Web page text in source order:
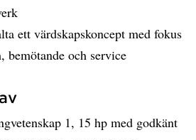
ett värdskapskoncept med fokus
bemötande och service
1, 15 hp med godkänt